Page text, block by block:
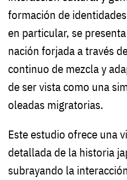
formación de
en particular, se
nación forjada a través
continuo de mezcla y
de ser vista como una
oleadas migratorias.
Este estudio ofrece una
detallada de la historia
subrayando la